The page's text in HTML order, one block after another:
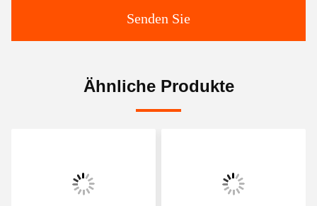
Senden Sie
Ähnliche Produkte